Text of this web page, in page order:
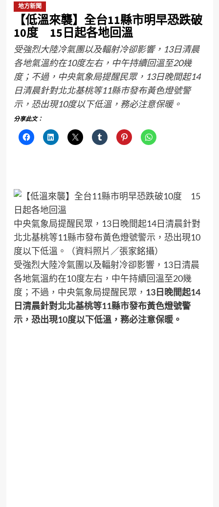
地方新聞
【低溫來襲】全台11縣市明早恐跌破
10度 15日起各地回溫
受強烈大陸冷氣團以及輻射冷卻影響，13日清晨
各地氣溫約在10度左右，中午持續回溫至20幾
度；不過，中央氣象局提醒民眾，13日晚間起14
日清晨針對北北基桃等11縣市發布黃色燈號警
示，恐出現10度以下低溫，務必注意保暖。
分享此文：
中央氣象局提醒民眾，13日晚間起14日清晨針對
北北基桃等11縣市發布黃色燈號警示，恐出現10
度以下低溫。（資料照片／張家銘攝）
受強烈大陸冷氣團以及輻射冷卻影響，13日清晨
各地氣溫約在10度左右，中午持續回溫至20幾
度；不過，中央氣象局提醒民眾， 13日晚間起14
日清晨針對北北基桃等11縣市發布黃色燈號警
示，恐出現10度以下低溫，務必注意保暖。